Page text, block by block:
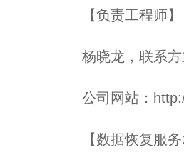
【负责工程师】
杨晓龙，联系
公司网站：
【数据恢复服